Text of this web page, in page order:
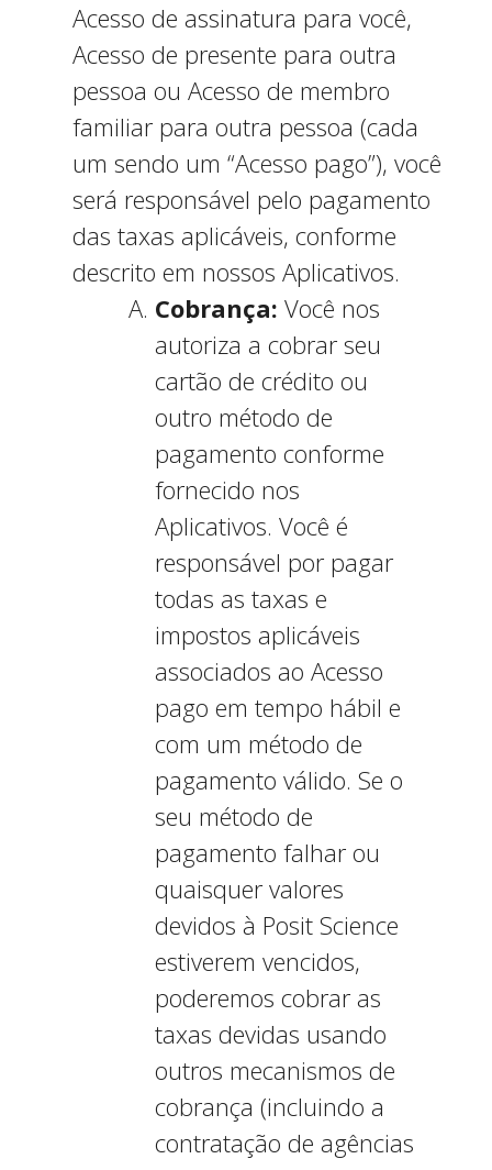
Acesso de assinatura para você,
Acesso de presente para outra
pessoa ou Acesso de membro
familiar para outra pessoa (cada
um sendo um “Acesso pago”), você
será responsável pelo pagamento
das taxas aplicáveis, conforme
descrito em nossos Aplicativos.
Cobrança: Você nos
autoriza a cobrar seu
cartão de crédito ou
outro método de
pagamento conforme
fornecido nos
Aplicativos. Você é
responsável por pagar
todas as taxas e
impostos aplicáveis
associados ao Acesso
pago em tempo hábil e
com um método de
pagamento válido. Se o
seu método de
pagamento falhar ou
quaisquer valores
devidos à Posit Science
estiverem vencidos,
poderemos cobrar as
taxas devidas usando
outros mecanismos de
cobrança (incluindo a
contratação de agências